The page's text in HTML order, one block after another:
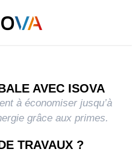
AVEC ISOVA
à économiser jusqu’à
grâce aux primes.
TRAVAUX ?